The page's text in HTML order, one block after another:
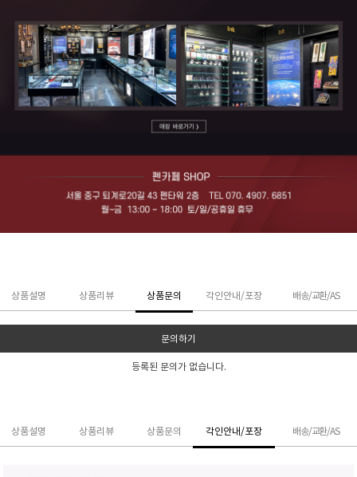
상품설명 상품리뷰 상품문의 각인안내/포장 배송/교환/AS
문의하기
등록된 문의가 없습니다.
상품설명 상품리뷰 상품문의 각인안내/포장 배송/교환/AS